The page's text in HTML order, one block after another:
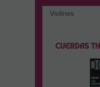
Violines